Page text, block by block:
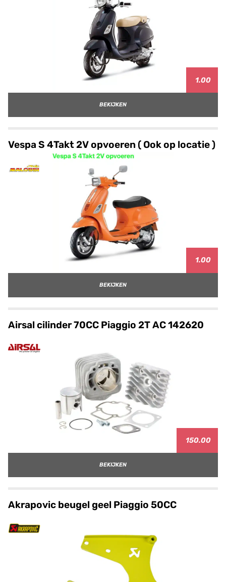
1.00
BEKIJKEN
Vespa S 4Takt 2V opvoeren ( Ook op locatie )
1.00
BEKIJKEN
Airsal cilinder 70CC Piaggio 2T AC 142620
150.00
BEKIJKEN
Akrapovic beugel geel Piaggio 50CC